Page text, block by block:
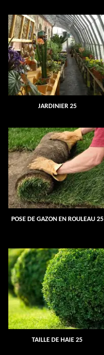
JARDINIER 25
POSE DE GAZON EN ROULEAU 25
TAILLE DE HAIE 25